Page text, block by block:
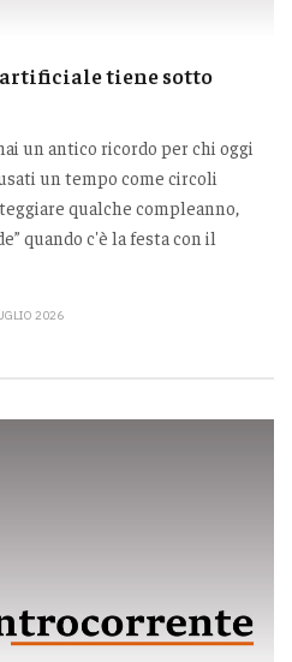
tiene sotto
un antico ricordo per chi oggi
un tempo come circoli
qualche compleanno,
quando c'è la festa con il
2026